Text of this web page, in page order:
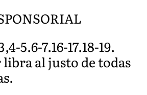
5.6-7.16-17.18-19.
libra al justo de todas